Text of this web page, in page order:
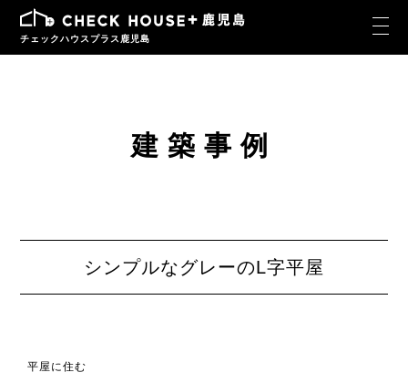
チェックハウスプラス鹿児島
建築事例
シンプルなグレーのL字平屋
平屋に住む